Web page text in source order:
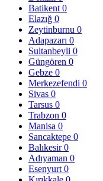
Batikent 0
Elazığ 0
Zeytinburnu 0
Adapazarı 0
Sultanbeyli 0
Güngören 0
Gebze 0
Merkezefendi 0
Sivas 0
Tarsus 0
Trabzon 0
Manisa 0
Sancaktepe 0
Balıkesir0
Adıyaman 0
Esenyurt 0